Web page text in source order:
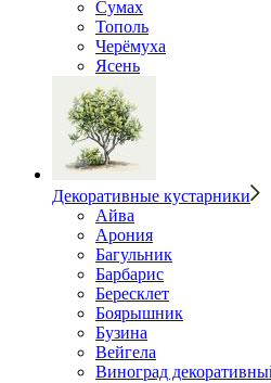
Сумах
Тополь
Черёмуха
Ясень
Декоративные кустарники
Айва
Арония
Багульник
Барбарис
Бересклет
Боярышник
Бузина
Вейгела
Виноград